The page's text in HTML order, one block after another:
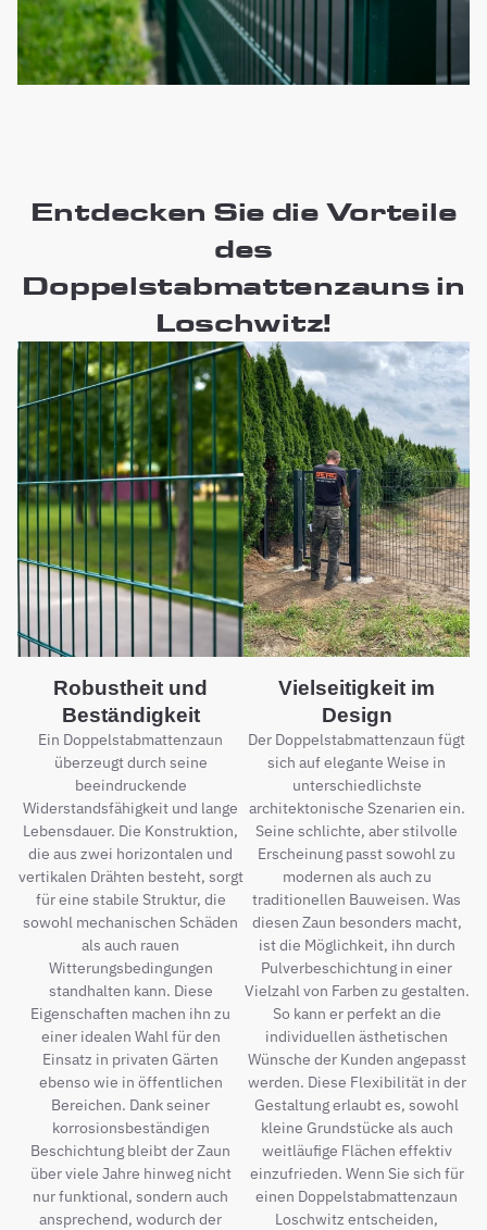
Entdecken Sie die Vorteile
des
Doppelstabmattenzauns in
Loschwitz!
Robustheit und
Beständigkeit
Ein Doppelstabmattenzaun
überzeugt durch seine
beeindruckende
Widerstandsfähigkeit und lange
Lebensdauer. Die Konstruktion,
die aus zwei horizontalen und
vertikalen Drähten besteht, sorgt
für eine stabile Struktur, die
sowohl mechanischen Schäden
als auch rauen
Witterungsbedingungen
standhalten kann. Diese
Eigenschaften machen ihn zu
einer idealen Wahl für den
Einsatz in privaten Gärten
ebenso wie in öffentlichen
Bereichen. Dank seiner
korrosionsbeständigen
Beschichtung bleibt der Zaun
über viele Jahre hinweg nicht
nur funktional, sondern auch
ansprechend, wodurch der
Vielseitigkeit im
Design
Der Doppelstabmattenzaun fügt
sich auf elegante Weise in
unterschiedlichste
architektonische Szenarien ein.
Seine schlichte, aber stilvolle
Erscheinung passt sowohl zu
modernen als auch zu
traditionellen Bauweisen. Was
diesen Zaun besonders macht,
ist die Möglichkeit, ihn durch
Pulverbeschichtung in einer
Vielzahl von Farben zu gestalten.
So kann er perfekt an die
individuellen ästhetischen
Wünsche der Kunden angepasst
werden. Diese Flexibilität in der
Gestaltung erlaubt es, sowohl
kleine Grundstücke als auch
weitläufige Flächen effektiv
einzufrieden. Wenn Sie sich für
einen Doppelstabmattenzaun
Loschwitz entscheiden,